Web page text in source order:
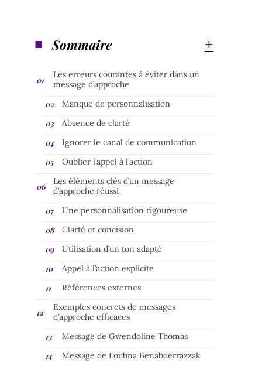
Sommaire
Les erreurs courantes à éviter dans un
message d’approche
Manque de personnalisation
Absence de clarté
Ignorer le canal de communication
Oublier l’appel à l’action
Les éléments clés d’un message
d’approche réussi
Une personnalisation rigoureuse
Clarté et concision
Utilisation d’un ton adapté
Appel à l’action explicite
Références externes
Exemples concrets de messages
d’approche efficaces
Message de Gwendoline Thomas
Message de Loubna Benabderrazzak